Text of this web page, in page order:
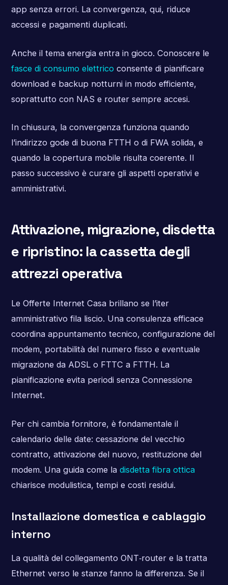
app senza errori. La convergenza, qui, riduce
accessi e pagamenti duplicati.
Anche il tema energia entra in gioco. Conoscere le
fasce di consumo elettrico consente di pianificare
download e backup notturni in modo efficiente,
soprattutto con NAS e router sempre accesi.
In chiusura, la convergenza funziona quando
l’indirizzo gode di buona FTTH o di FWA solida, e
quando la copertura mobile risulta coerente. Il
passo successivo è curare gli aspetti operativi e
amministrativi.
Attivazione, migrazione, disdetta
e ripristino: la cassetta degli
attrezzi operativa
Le Offerte Internet Casa brillano se l’iter
amministrativo fila liscio. Una consulenza efficace
coordina appuntamento tecnico, configurazione del
modem, portabilità del numero fisso e eventuale
migrazione da ADSL o FTTC a FTTH. La
pianificazione evita periodi senza Connessione
Internet.
Per chi cambia fornitore, è fondamentale il
calendario delle date: cessazione del vecchio
contratto, attivazione del nuovo, restituzione del
modem. Una guida come la disdetta fibra ottica
chiarisce modulistica, tempi e costi residui.
Installazione domestica e cablaggio
interno
La qualità del collegamento ONT‑router e la tratta
Ethernet verso le stanze fanno la differenza. Se il